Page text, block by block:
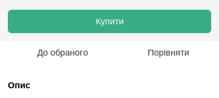
Купити
До обраного Порівняти
Опис